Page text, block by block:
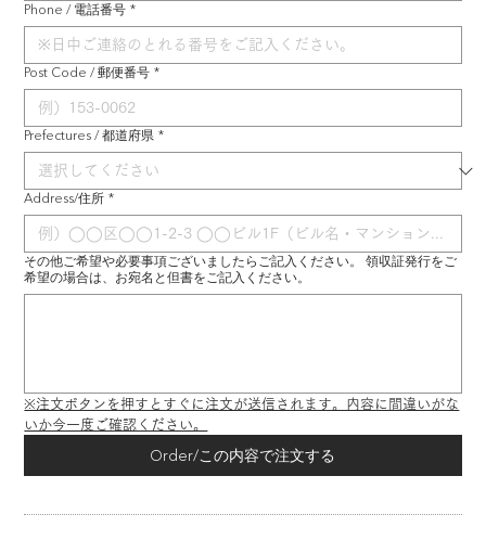
Phone / 電話番号 *
Post Code / 郵便番号 *
Prefectures / 都道府県 *
Address/住所 *
その他ご希望や必要事項ございましたらご記入ください。 領収証発行をご
希望の場合は、お宛名と但書をご記入ください。
※注文ボタンを押すとすぐに注文が送信されます。内容に間違いがな
いか今一度ご確認ください。
Order/この内容で注文する